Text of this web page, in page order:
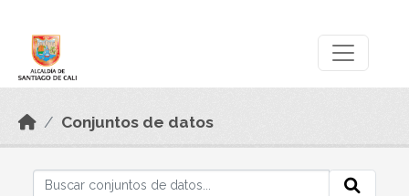
Conjuntos de datos